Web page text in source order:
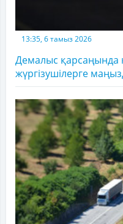
13:35, 6 тамыз 2026
Демалыс қарсаңында
жүргізушілерге